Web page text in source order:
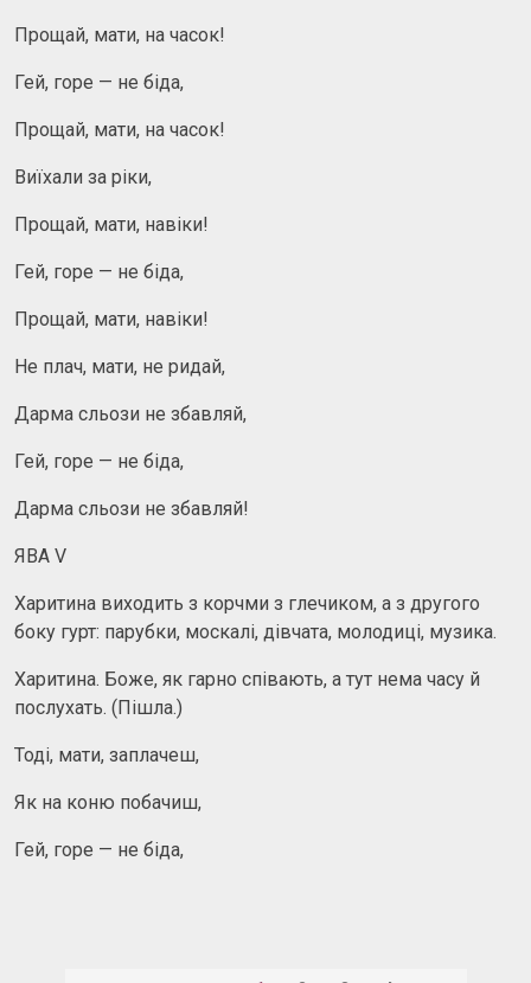
Прощай, мати, на часок!
Гей, горе — не біда,
Прощай, мати, на часок!
Виїхали за ріки,
Прощай, мати, навіки!
Гей, горе — не біда,
Прощай, мати, навіки!
Не плач, мати, не ридай,
Дарма сльози не збавляй,
Гей, горе — не біда,
Дарма сльози не збавляй!
ЯВА V
Харитина виходить з корчми з глечиком, а з другого
боку гурт: парубки, москалі, дівчата, молодиці, музика.
Харитина. Боже, як гарно співають, а тут нема часу й
послухать. (Пішла.)
Тоді, мати, заплачеш,
Як на коню побачиш,
Гей, горе — не біда,